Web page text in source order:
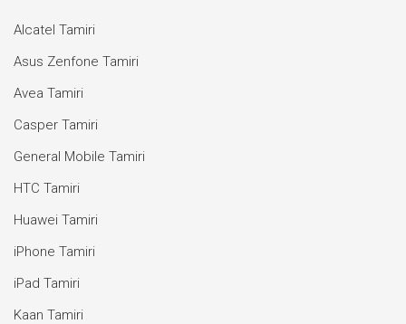
Alcatel Tamiri
Asus Zenfone Tamiri
Avea Tamiri
Casper Tamiri
General Mobile Tamiri
HTC Tamiri
Huawei Tamiri
iPhone Tamiri
iPad Tamiri
Kaan Tamiri